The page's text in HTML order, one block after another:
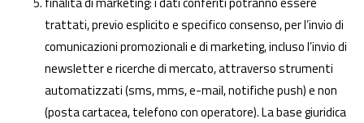
trattati, previo esplicito e specifico consenso, per l’invio di
comunicazioni promozionali e di marketing, incluso l’invio di
newsletter e ricerche di mercato, attraverso strumenti
automatizzati (sms, mms, e-mail, notifiche push) e non
(posta cartacea, telefono con operatore). La base giuridica